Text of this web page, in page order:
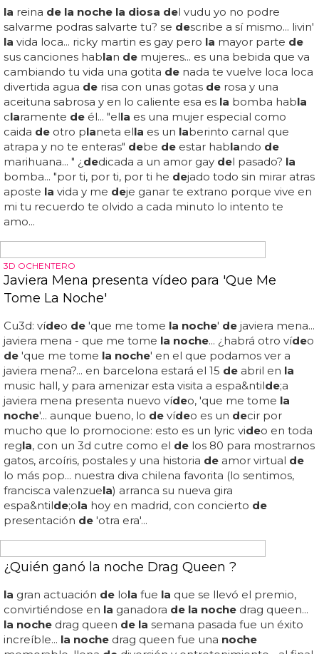
También habló con la bbc, diciendo que
representación de la diosa"defiende lahumanidad y
abrazala diversidad"... leena manimekala
(@leenamanimekali) 2dejuliode 2022... hice este
documentode actuación como cohortede https://t... la
policíadel estadode uttar prade sh, en el norte de la
india, registró el martes (5 dejulio) unade nuncia por la
"representación irrespetuosa"de l dios hindú... un póster
deun próximo documental hadesatado laindignación
tras mostrar una representaciónde la diosakali con una
bande ra de l orgullo y un cigarrillo... proyectarla deesta
manera está hiriendo los sentimientosdelos indios de
todo el mundo y no solode los hindúes"... enla ce:
https://t...
SALIÓ CON FRIDA KAHLO Y AYUDÓ A DERROTAR A LOS NAZIS
Conoce a Josephine Baker: una diosa negra
bisexual
Traslaguerra, fue celebrada como una heroína y se le
concedió lamedalla de laresistencia...la posiciónde
abtey enlaresistencia se vio comprometidadespuésde
que alemania invadiera francia en 1940, por lo que
comenzó a viajar con baker bajolaapariencia
"jacques herbert"... enladécada siguiente, se dio a
conocer en los círculosde
y ernest hemmingway, y pronto se convirtió enla
con mayores ingresosdeeuropa... relacionado: se
investigan los librosdefrida kahlo traslas de
unidos en comparación con francia, baker dijo que estaba
hartade"vivir en un país dondetenía miedodeser
negra"...